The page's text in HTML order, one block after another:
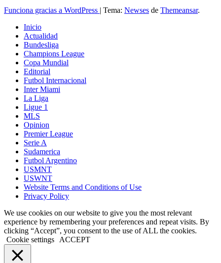
Funciona gracias a WordPress | Tema: Newses de Themeansar.
Inicio
Actualidad
Bundesliga
Champions League
Copa Mundial
Editorial
Futbol Internacional
Inter Miami
La Liga
Ligue 1
MLS
Opinion
Premier League
Serie A
Sudamerica
Futbol Argentino
USMNT
USWNT
Website Terms and Conditions of Use
Privacy Policy
We use cookies on our website to give you the most relevant
experience by remembering your preferences and repeat visits. By
clicking “Accept”, you consent to the use of ALL the cookies.
Cookie settings
ACCEPT